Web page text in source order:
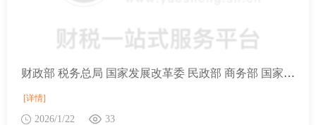
财政部 税务总局 国家发展改革委 民政部 商务部 国家卫生健康委关于延续实施养老、托育、家政等社区家庭服务业税费优惠政策的公告
[详情]
2026/1/22 33